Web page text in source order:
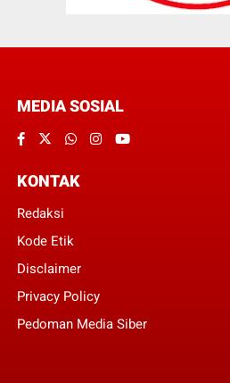
MEDIA SOSIAL
KONTAK
Redaksi
Kode Etik
Disclaimer
Privacy Policy
Pedoman Media Siber